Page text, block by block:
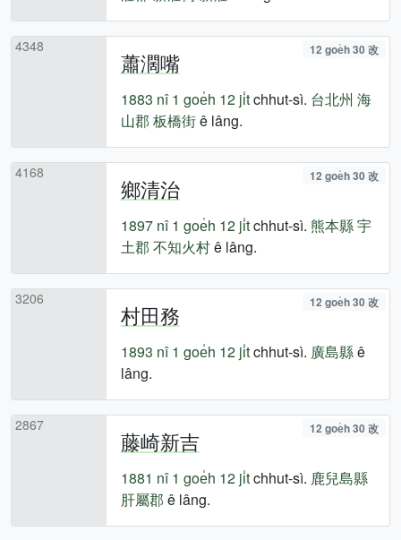
4348
蕭濶嘴 12 goe̍h 30 改
1883 nî 1 goe̍h 12 ji̍tchhut-sì. 台北州 海
山郡 板橋街ê lâng.
4168
鄉清治 12 goe̍h 30 改
1897 nî 1 goe̍h 12 ji̍tchhut-sì. 熊本縣宇
土郡 不知火村ê lâng.
3206
村田務 12 goe̍h 30 改
1893 nî 1 goe̍h 12 ji̍tchhut-sì. 廣島縣ê
lâng.
2867
藤崎新吉 12 goe̍h 30 改
1881 nî 1 goe̍h 12 ji̍tchhut-sì. 鹿兒島縣
肝屬郡 ê lâng.